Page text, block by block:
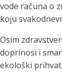
vode računa o
koju
Osim
doprinosi i
ekološki